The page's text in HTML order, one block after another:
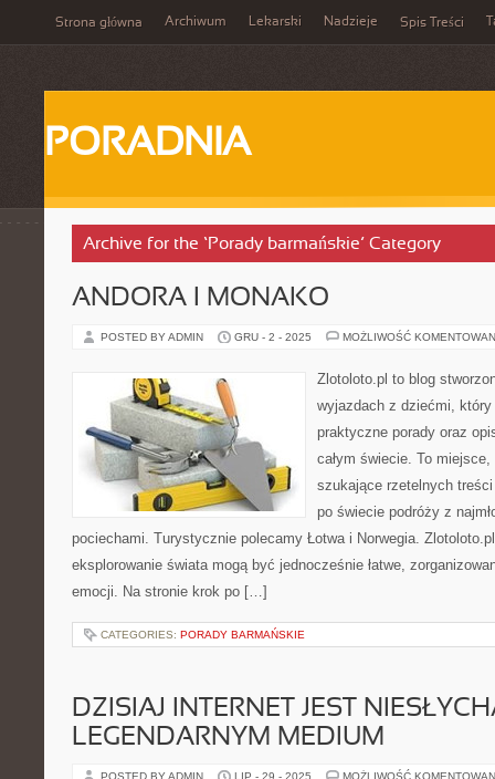
Strona główna Archiwum Lekarski Nadzieje Spis Treści
PORADNIA
Archive for the ‘Porady barmańskie’ Category
ANDORA I MONAKO
POSTED BY ADMIN GRU - 2 - 2025 MOŻLIWOŚĆ
Zlotoloto.pl to blog
wyjazdach z dziećmi, który
praktyczne porady oraz
całym świecie. To
szukające rzetelnych
po świecie podróży z
pociechami. Turystycznie polecamy Łotwa i Norwegia.
eksplorowanie świata mogą być jednocześnie łatwe,
emocji. Na stronie krok po […]
CATEGORIES: PORADY BARMAŃSKIE
DZISIAJ INTERNET JEST
LEGENDARNYM MEDIUM
POSTED BY ADMIN LIP - 29 - 2025 MOŻLIWOŚĆ